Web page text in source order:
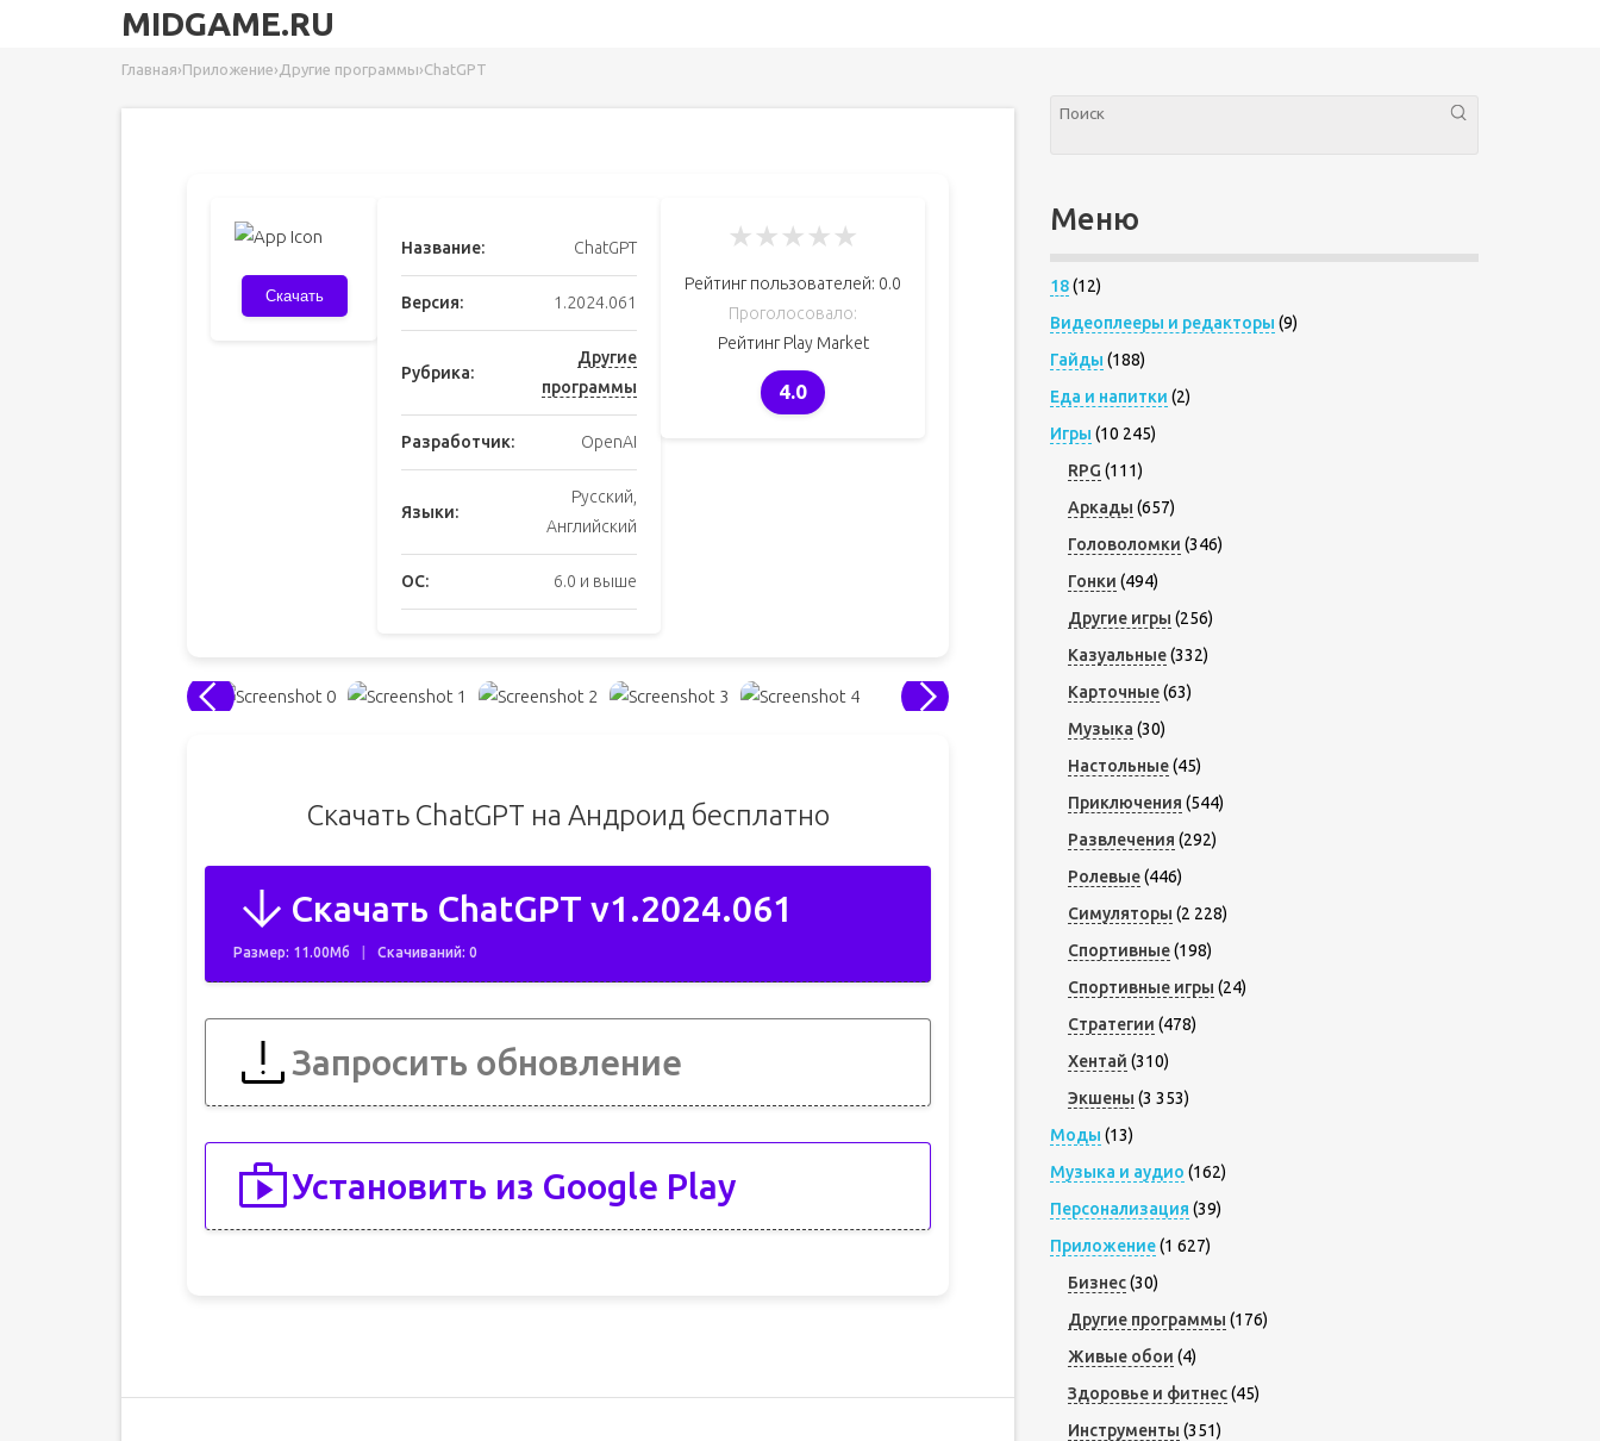
MIDGAME.RU
Главная›Приложение› Другие программы›ChatGPT
Скачать
Название: ChatGPT
Версия: 1.2024.061
Рубрика:
Другие
программы
Разработчик: OpenAI
Языки:
Русский,
Английский
ОС: 6.0 и выше
★★★★★
Рейтинг пользователей: 0.0
Проголосовало:
Рейтинг Play Market
4.0
Скачать ChatGPT на Андроид бесплатно
Скачать ChatGPT v1.2024.061
Размер: 11.00Мб Скачиваний: 0
Запросить обновление
Установить из Google Play
Меню
18(12)
Видеоплееры и редакторы (9)
Гайды (188)
Еда и напитки (2)
Игры (10 245)
RPG (111)
Аркады (657)
Головоломки (346)
Гонки (494)
Другие игры (256)
Казуальные(332)
Карточные(63)
Музыка (30)
Настольные(45)
Приключения (544)
Развлечения (292)
Ролевые(446)
Симуляторы (2 228)
Спортивные(198)
Спортивные игры (24)
Стратегии (478)
Хентай (310)
Экшены (3 353)
Моды (13)
Музыка и аудио (162)
Персонализация (39)
Приложение(1 627)
Бизнес(30)
Другие программы (176)
Живые обои (4)
Здоровье и фитнес(45)
Инструменты (351)